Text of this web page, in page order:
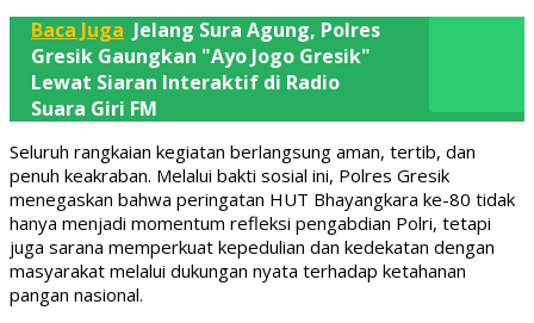
Baca Juga Jelang Sura Agung, Polres
Gresik Gaungkan "Ayo Jogo Gresik"
Lewat Siaran Interaktif di Radio
Suara Giri FM
Seluruh rangkaian kegiatan berlangsung aman, tertib, dan
penuh keakraban. Melalui bakti sosial ini, Polres Gresik
menegaskan bahwa peringatan HUT Bhayangkara ke-80 tidak
hanya menjadi momentum refleksi pengabdian Polri, tetapi
juga sarana memperkuat kepedulian dan kedekatan dengan
masyarakat melalui dukungan nyata terhadap ketahanan
pangan nasional.